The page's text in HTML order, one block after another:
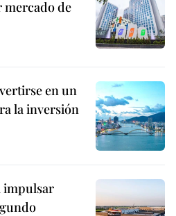
mercado de
en un
la inversión
impulsar